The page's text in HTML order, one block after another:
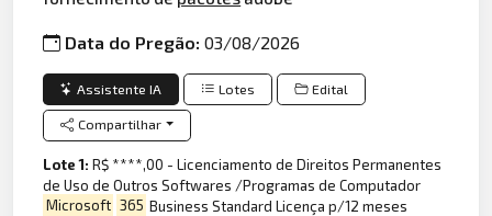
Data do Pregão:03/08/2026
Assistente IA Lotes Edital
Compartilhar
Lote 1:R$ ****,00 - Licenciamento de Direitos Permanentes
de Uso de Outros Softwares /Programas de Computador
Microsoft 365 Business Standard Licença p/12 meses